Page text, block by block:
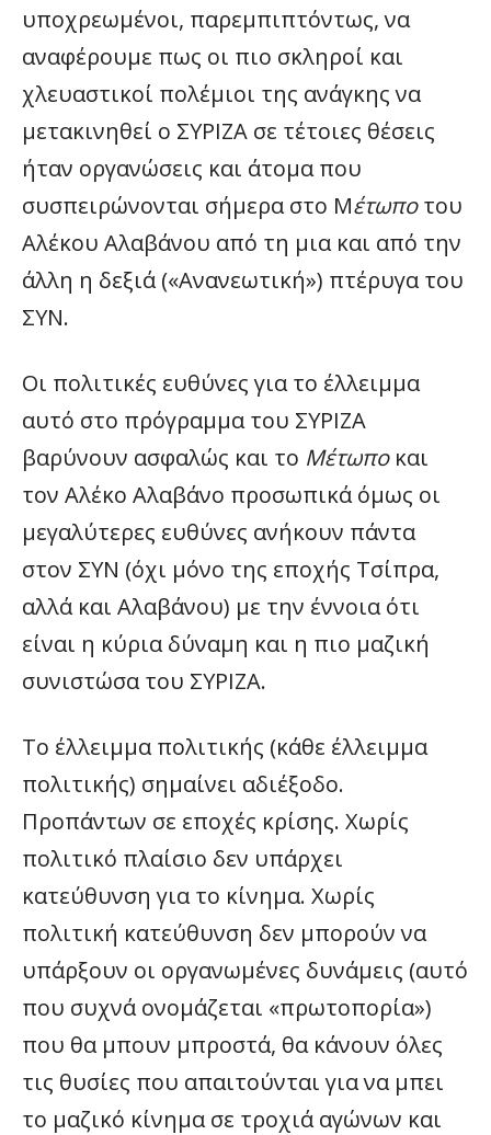
υποχρεωμένοι, παρεμπιπτόντως, να
αναφέρουμε πως οι πιο σκληροί και
χλευαστικοί πολέμιοι της ανάγκης να
μετακινηθεί ο ΣΥΡΙΖΑ σε τέτοιες θέσεις
ήταν οργανώσεις και άτομα που
συσπειρώνονται σήμερα στο Μέτωποτου
Αλέκου Αλαβάνου από τη μια και από την
άλλη η δεξιά («Ανανεωτική») πτέρυγα του
ΣΥΝ.
Οι πολιτικές ευθύνες για το έλλειμμα
αυτό στο πρόγραμμα του ΣΥΡΙΖΑ
βαρύνουν ασφαλώς και το Μέτωπο και
τον Αλέκο Αλαβάνο προσωπικά όμως οι
μεγαλύτερες ευθύνες ανήκουν πάντα
στον ΣΥΝ (όχι μόνο της εποχής Τσίπρα,
αλλά και Αλαβάνου) με την έννοια ότι
είναι η κύρια δύναμη και η πιο μαζική
συνιστώσα του ΣΥΡΙΖΑ.
Το έλλειμμα πολιτικής (κάθε έλλειμμα
πολιτικής) σημαίνει αδιέξοδο.
Προπάντων σε εποχές κρίσης. Χωρίς
πολιτικό πλαίσιο δεν υπάρχει
κατεύθυνση για το κίνημα. Χωρίς
πολιτική κατεύθυνση δεν μπορούν να
υπάρξουν οι οργανωμένες δυνάμεις (αυτό
που συχνά ονομάζεται «πρωτοπορία»)
που θα μπουν μπροστά, θα κάνουν όλες
τις θυσίες που απαιτούνται για να μπει
το μαζικό κίνημα σε τροχιά αγώνων και